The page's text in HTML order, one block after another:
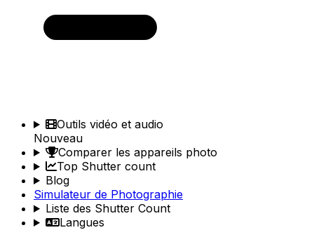
Outils vidéo et audio
Nouveau
Comparer les appareils photo
Top Shutter count
Blog
Simulateur de Photographie
Liste des Shutter Count
Langues